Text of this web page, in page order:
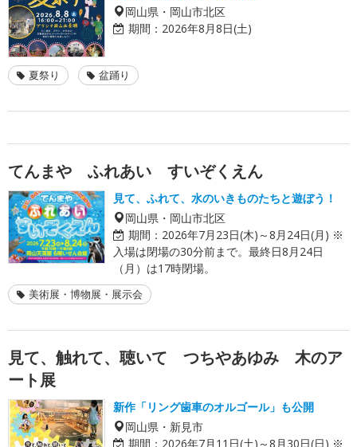
岡山県・岡山市北区
期間： 2026年8月8日(土)
夏祭り 盆踊り
てんまや ふれあい すいぞくえん
見て、ふれて、水のいきものたちと遊ぼう！
岡山県・岡山市北区
期間： 2026年7月23日(木)～8月24日(月) ※
入場は閉場の30分前まで。最終日8月24日
（月）は17時閉場。
美術展・博物展・展示会
見て、触れて、聴いて つちやあゆみ 木のア
ート展
新作「リング歯車のオルゴール」も公開
岡山県・新見市
期間： 2026年7月11日(土)～8月30日(日) ※